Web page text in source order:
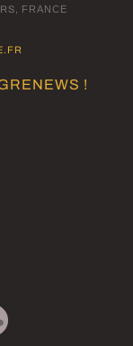
FRANCE
!